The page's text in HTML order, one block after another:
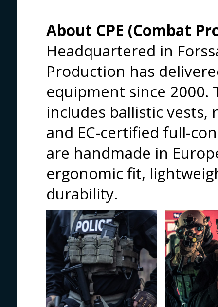
About CPE (Combat
Headquartered in
Production has
equipment since 2000.
includes ballistic
and EC-certified full-
are handmade in
ergonomic fit,
durability.